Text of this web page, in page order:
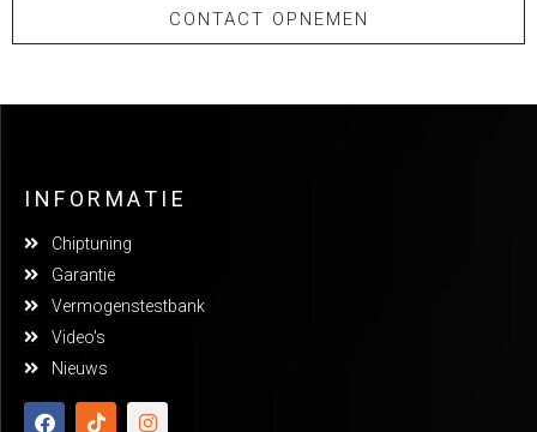
CONTACT OPNEMEN
INFORMATIE
Chiptuning
Garantie
Vermogenstestbank
Video's
Nieuws